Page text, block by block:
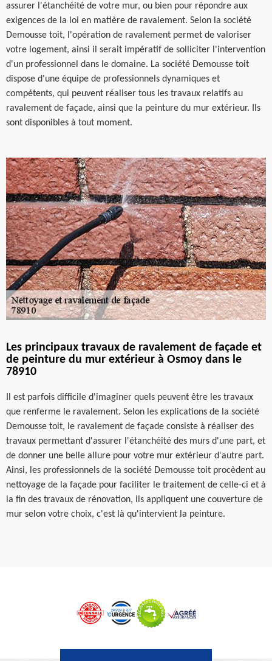
assurer l'étanchéité de votre mur, ou bien pour répondre aux
exigences de la loi en matière de ravalement. Selon la société
Demousse toit, l'opération de ravalement permet de valoriser
votre logement, ainsi il serait impératif de solliciter l'intervention
d'un professionnel dans le domaine. La société Demousse toit
dispose d'une équipe de professionnels dynamiques et
compétents, qui peuvent réaliser tous les travaux relatifs au
ravalement de façade, ainsi que la peinture du mur extérieur. Ils
sont disponibles à tout moment.
Les principaux travaux de ravalement de façade et
de peinture du mur extérieur à Osmoy dans le
78910
Il est parfois difficile d'imaginer quels peuvent être les travaux
que renferme le ravalement. Selon les explications de la société
Demousse toit, le ravalement de façade consiste à réaliser des
travaux permettant d'assurer l'étanchéité des murs d'une part, et
de donner une belle allure pour votre mur extérieur d'autre part.
Ainsi, les professionnels de la société Demousse toit procèdent au
nettoyage de la façade pour faciliter le traitement de celle-ci et à
la fin des travaux de rénovation, ils appliquent une couverture de
mur selon votre choix, c'est là qu'intervient la peinture.